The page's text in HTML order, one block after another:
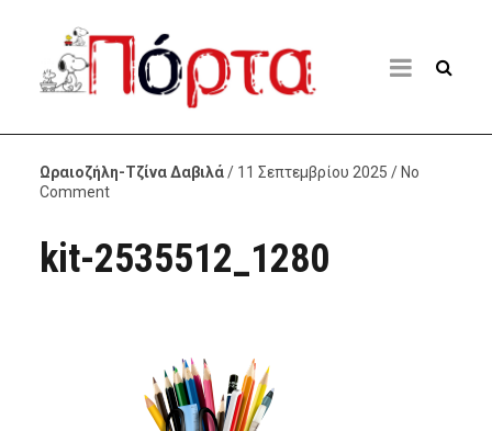
Ωραιοζήλη-Τζίνα Δαβιλά/ 11 Σεπτεμβρίου 2025 / No
Comment
kit-2535512_1280